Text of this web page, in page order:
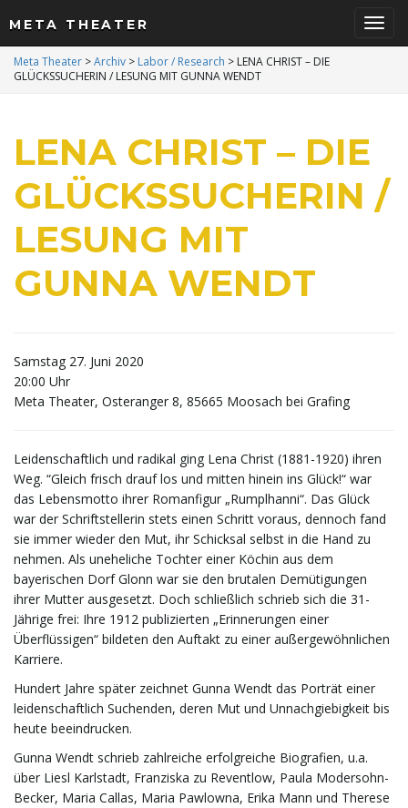
h
e
META THEATER
Meta Theater >Archiv > Labor / Research > LENA CHRIST – DIE
GLÜCKSSUCHERIN / LESUNG MIT GUNNA WENDT
LENA CHRIST – DIE
GLÜCKSSUCHERIN /
LESUNG MIT
GUNNA WENDT
Samstag 27. Juni 2020
20:00 Uhr
Meta Theater, Osteranger 8, 85665 Moosach bei Grafing
Leidenschaftlich und radikal ging Lena Christ (1881-1920) ihren
Weg. “Gleich frisch drauf los und mitten hinein ins Glück!“ war
das Lebensmotto ihrer Romanfigur „Rumplhanni“. Das Glück
war der Schriftstellerin stets einen Schritt voraus, dennoch fand
sie immer wieder den Mut, ihr Schicksal selbst in die Hand zu
nehmen. Als uneheliche Tochter einer Köchin aus dem
bayerischen Dorf Glonn war sie den brutalen Demütigungen
ihrer Mutter ausgesetzt. Doch schließlich schrieb sich die 31-
Jährige frei: Ihre 1912 publizierten „Erinnerungen einer
Überflüssigen“ bildeten den Auftakt zu einer außergewöhnlichen
Karriere.
Hundert Jahre später zeichnet Gunna Wendt das Porträt einer
leidenschaftlich Suchenden, deren Mut und Unnachgiebigkeit bis
heute beeindrucken.
Gunna Wendt schrieb zahlreiche erfolgreiche Biografien, u.a.
über Liesl Karlstadt, Franziska zu Reventlow, Paula Modersohn-
Becker, Maria Callas, Maria Pawlowna, Erika Mann und Therese